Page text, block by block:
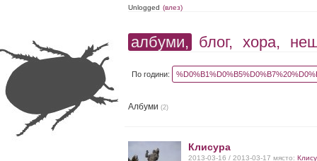
Unlogged (влез)
албуми, блог, хора,
По години:
Албуми(2)
Клисура
2013-03-16 / 2013-03-17 място: